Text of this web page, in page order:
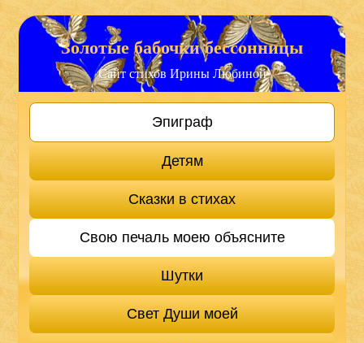
Золотые бабочки бессонницы
Сайт стихов Ирины Любиной
Эпиграф
Детям
Сказки в стихах
Свою печаль моею объясните
Шутки
Свет Души моей